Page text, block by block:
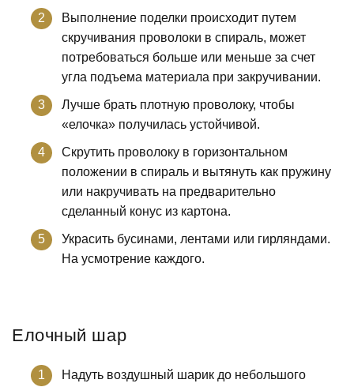
Выполнение поделки происходит путем
скручивания проволоки в спираль, может
потребоваться больше или меньше за счет
угла подъема материала при закручивании.
Лучше брать плотную проволоку, чтобы
«елочка» получилась устойчивой.
Скрутить проволоку в горизонтальном
положении в спираль и вытянуть как пружину
или накручивать на предварительно
сделанный конус из картона.
Украсить бусинами, лентами или гирляндами.
На усмотрение каждого.
Елочный шар
Надуть воздушный шарик до небольшого